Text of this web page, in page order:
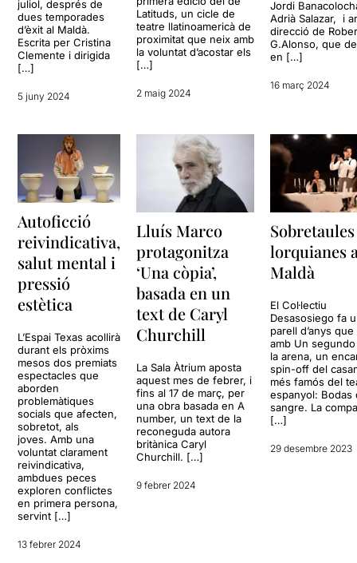
juliol, després de
dues temporades
d’èxit al Maldà.
Escrita per Cristina
Clemente i dirigida
[…]
5 juny 2024
Latituds, un cicle de
teatre llatinoamericà de
proximitat que neix amb
la voluntat d’acostar els
[…]
2 maig 2024
Jordi
Adrià Salazar, i
direcció de
G.Alonso, que
en […]
16 març 2024
Autoficció
reivindicativa,
salut mental i
pressió
estètica
L’Espai Texas acollirà
durant els pròxims
mesos dos premiats
espectacles que
aborden
problemàtiques
socials que afecten,
sobretot, als
joves. Amb una
voluntat clarament
reivindicativa,
ambdues peces
exploren conflictes
en primera persona,
servint […]
13 febrer 2024
Lluís Marco
protagonitza
‘Una còpia’,
basada en un
text de Caryl
Churchill
La Sala Àtrium aposta
aquest mes de febrer, i
fins al 17 de març, per
una obra basada en A
number, un text de la
reconeguda autora
britànica Caryl
Churchill. […]
9 febrer 2024
Sobretaules
lorquianes
Maldà
El Col·lectiu
Desasosiego fa
parell d’anys
amb Un
la arena, un
spin-off del
més famós del
espanyol: Bodas
sangre. La
[…]
29 desembre 2023